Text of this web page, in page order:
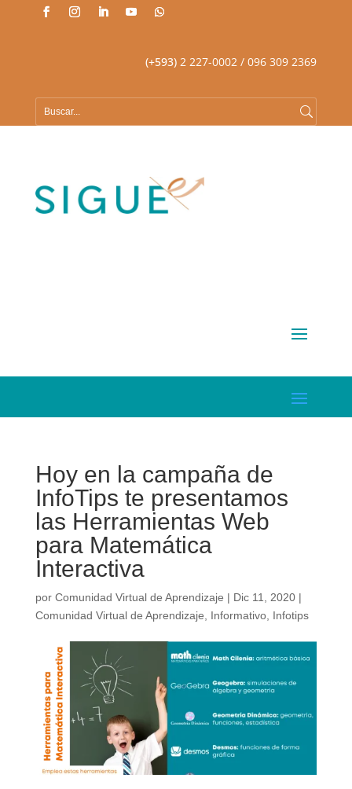
(+593)2 227-0002 / 096 309 2369
Hoy en la campaña de
InfoTips te presentamos
las Herramientas Web
para Matemática
Interactiva
por Comunidad Virtual de Aprendizaje | Dic 11, 2020|
Comunidad Virtual de Aprendizaje
Informativo, Infotips